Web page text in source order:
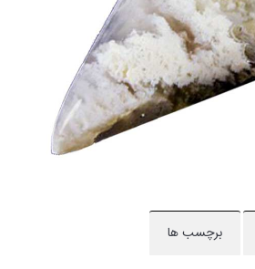
برچسب ها